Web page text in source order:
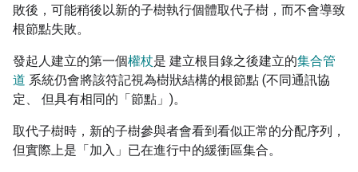
敗後，可能稍後以新的子樹執行個體取代子樹，而不會導致
根節點失敗。
發起人建立的第一個權杖是 建立根目錄之後建立的集合管
道 系統仍會將該符記視為樹狀結構的根節點 (不同通訊協
定、 但具有相同的「節點」)。
取代子樹時，新的子樹參與者會看到看似正常的分配序列，
但實際上是「加入」已在進行中的緩衝區集合。